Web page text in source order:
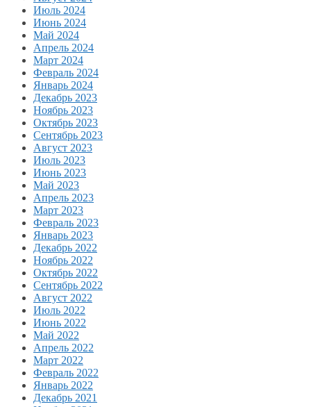
Июль 2024
Июнь 2024
Май 2024
Апрель 2024
Март 2024
Февраль 2024
Январь 2024
Декабрь 2023
Ноябрь 2023
Октябрь 2023
Сентябрь 2023
Август 2023
Июль 2023
Июнь 2023
Май 2023
Апрель 2023
Март 2023
Февраль 2023
Январь 2023
Декабрь 2022
Ноябрь 2022
Октябрь 2022
Сентябрь 2022
Август 2022
Июль 2022
Июнь 2022
Май 2022
Апрель 2022
Март 2022
Февраль 2022
Январь 2022
Декабрь 2021